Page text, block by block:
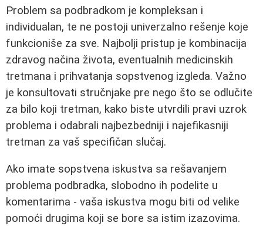
Problem sa podbradkom je kompleksan i
individualan, te ne postoji univerzalno rešenje koje
funkcioniše za sve. Najbolji pristup je kombinacija
zdravog načina života, eventualnih medicinskih
tretmana i prihvatanja sopstvenog izgleda. Važno
je konsultovati stručnjake pre nego što se odlučite
za bilo koji tretman, kako biste utvrdili pravi uzrok
problema i odabrali najbezbedniji i najefikasniji
tretman za vaš specifičan slučaj.
Ako imate sopstvena iskustva sa rešavanjem
problema podbradka, slobodno ih podelite u
komentarima - vaša iskustva mogu biti od velike
pomoći drugima koji se bore sa istim izazovima.